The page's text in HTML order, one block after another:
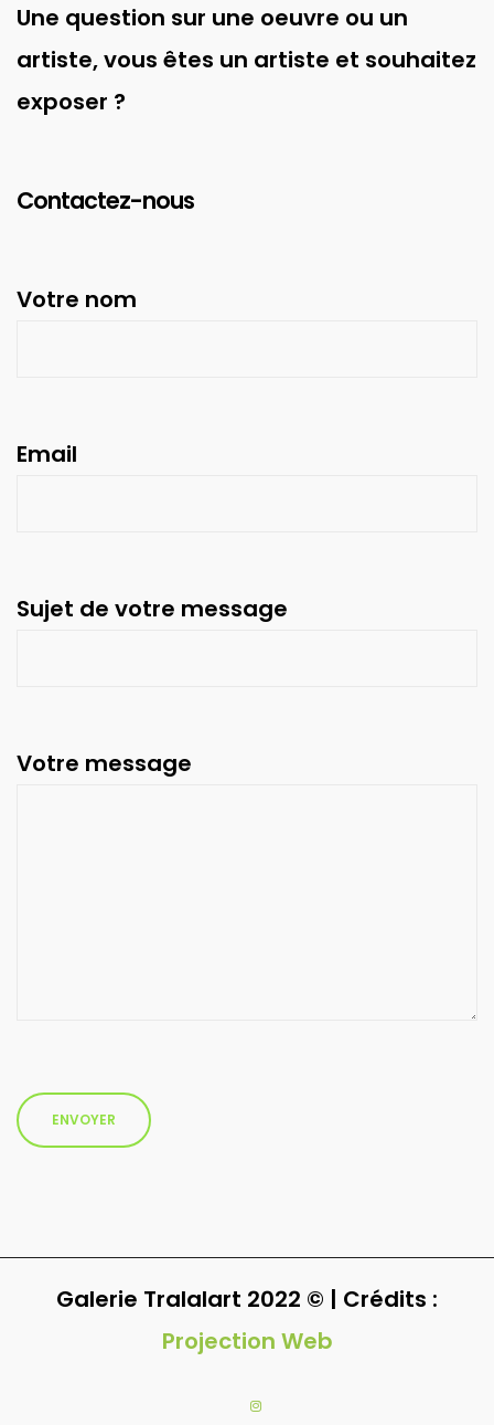
Une question sur une oeuvre ou un
artiste, vous êtes un artiste et souhaitez
exposer ?
Contactez-nous
Votre nom
Email
Sujet de votre message
Votre message
Galerie Tralalart 2022 © | Crédits :
Projection Web